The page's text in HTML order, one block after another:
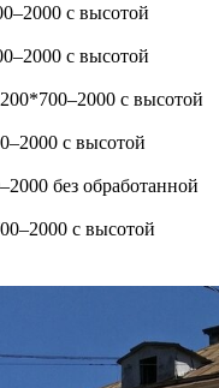
с высотой
с высотой
с высотой
с высотой
без обработанной
с высотой